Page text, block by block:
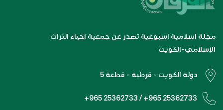
مجلة اسلامية اسبوعية تصدر عن جمعية احياء التراث
الإسلامي-الكويت
دولة الكويت - قرطبة - قطعة 5
+965 25362733 / +965 25362733